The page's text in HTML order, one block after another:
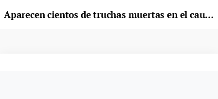
Aparecen cientos de truchas muertas en el cauce del Nora a su paso por Sariego debido a un vertido